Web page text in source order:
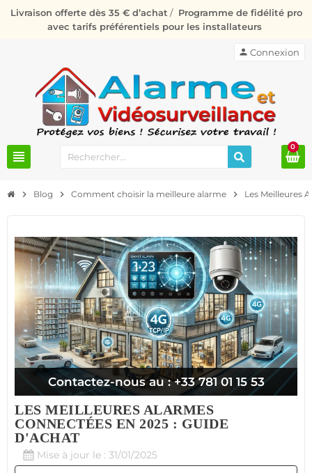
Livraison offerte dès 35 € d’achat / Programme de fidélité pro
avec tarifs préférentiels pour les installateurs
view_headline
person Connexion
0
chevron_right Blog chevron_right Comment choisir la meilleure alarme chevron_right Les Meilleures
Contactez-nous au : +33 781 01 15 53
LES MEILLEURES ALARMES
CONNECTÉES EN 2025 : GUIDE
D'ACHAT
Mise à jour le : 31/01/2025